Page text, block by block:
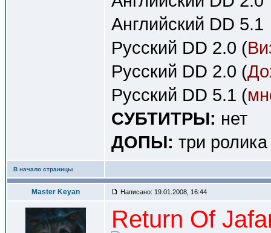
Английский DD 5.1
Русский DD 2.0 (
Русский DD 2.0 (
Русский DD 5.1 (
СУБТИТРЫ: нет
ДОПЫ: три
В начало страницы
Master Keyan Написано: 19.01.2008, 16:44
Return Of